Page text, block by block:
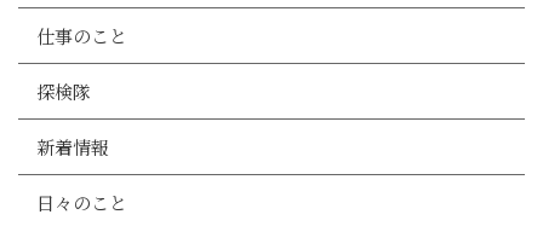
仕事のこと
探検隊
新着情報
日々のこと